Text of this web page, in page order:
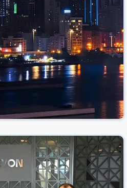
في السنوات المقبلة بالبحرين
الوطن نيوز البحرين 28 شباط/فبراير 2026